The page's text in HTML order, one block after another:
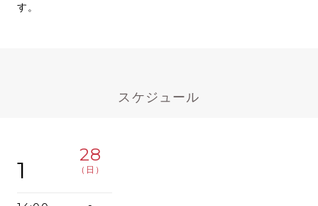
す。
スケジュール
1
28
（日）